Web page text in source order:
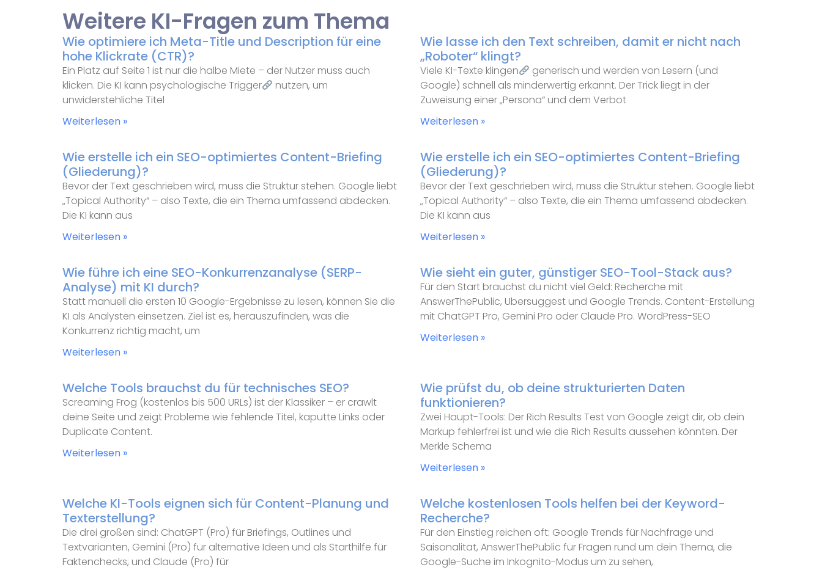
Weitere KI-Fragen zum Thema
Wie optimiere ich Meta-Title und Description für eine
hohe Klickrate (CTR)?
Ein Platz auf Seite 1 ist nur die halbe Miete – der Nutzer muss auch
klicken. Die KI kann psychologische Trigger
nutzen, um
unwiderstehliche Titel
Weiterlesen »
Wie lasse ich den Text schreiben, damit er nicht nach
„Roboter“ klingt?
Viele KI-Texte klingen
generisch und werden von Lesern (und
Google) schnell als minderwertig erkannt. Der Trick liegt in der
Zuweisung einer „Persona“ und dem Verbot
Weiterlesen »
Wie erstelle ich ein SEO-optimiertes Content-Briefing
(Gliederung)?
Bevor der Text geschrieben wird, muss die Struktur stehen. Google liebt
„Topical Authority“ – also Texte, die ein Thema umfassend abdecken.
Die KI kann aus
Weiterlesen »
Wie erstelle ich ein SEO-optimiertes Content-Briefing
(Gliederung)?
Bevor der Text geschrieben wird, muss die Struktur stehen. Google liebt
„Topical Authority“ – also Texte, die ein Thema umfassend abdecken.
Die KI kann aus
Weiterlesen »
Wie führe ich eine SEO-Konkurrenzanalyse (SERP-
Analyse) mit KI durch?
Statt manuell die ersten 10 Google-Ergebnisse zu lesen, können Sie die
KI als Analysten einsetzen. Ziel ist es, herauszufinden, was die
Konkurrenz richtig macht, um
Weiterlesen »
Wie sieht ein guter, günstiger SEO-Tool-Stack aus?
Für den Start brauchst du nicht viel Geld: Recherche mit
AnswerThePublic, Ubersuggest und Google Trends. Content-Erstellung
mit ChatGPT Pro, Gemini Pro oder Claude Pro. WordPress-SEO
Weiterlesen »
Welche Tools brauchst du für technisches SEO?
Screaming Frog (kostenlos bis 500 URLs) ist der Klassiker – er crawlt
deine Seite und zeigt Probleme wie fehlende Titel, kaputte Links oder
Duplicate Content.
Weiterlesen »
Wie prüfst du, ob deine strukturierten Daten
funktionieren?
Zwei Haupt-Tools: Der Rich Results Test von Google zeigt dir, ob dein
Markup fehlerfrei ist und wie die Rich Results aussehen könnten. Der
Merkle Schema
Weiterlesen »
Welche KI-Tools eignen sich für Content-Planung und
Texterstellung?
Die drei großen sind: ChatGPT (Pro) für Briefings, Outlines und
Textvarianten, Gemini (Pro) für alternative Ideen und als Starthilfe für
Faktenchecks, und Claude (Pro) für
Welche kostenlosen Tools helfen bei der Keyword-
Recherche?
Für den Einstieg reichen oft: Google Trends für Nachfrage und
Saisonalität, AnswerThePublic für Fragen rund um dein Thema, die
Google-Suche im Inkognito-Modus um zu sehen,